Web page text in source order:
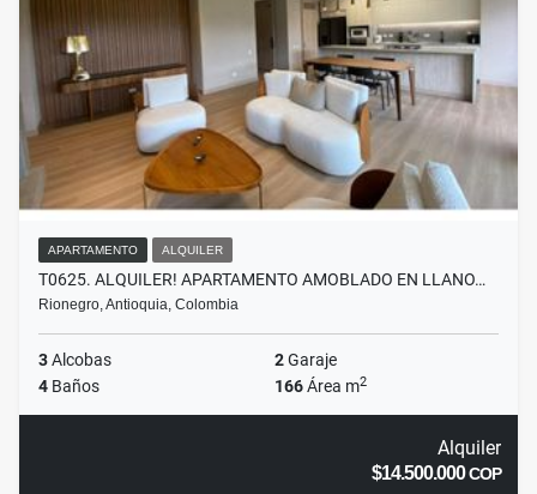
APARTAMENTO ALQUILER
T0625. ALQUILER! APARTAMENTO AMOBLADO EN LLANO…
Rionegro, Antioquia, Colombia
3Alcobas 2Garaje
4 Baños 166Área m2
Alquiler
$14.500.000COP